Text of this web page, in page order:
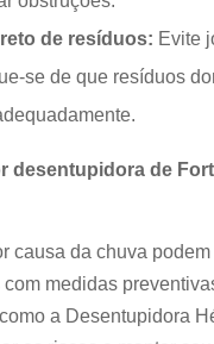
de resíduos: Evite
se de que resíduos
desentupidora de
causa da chuva
medidas
a Desentupidora